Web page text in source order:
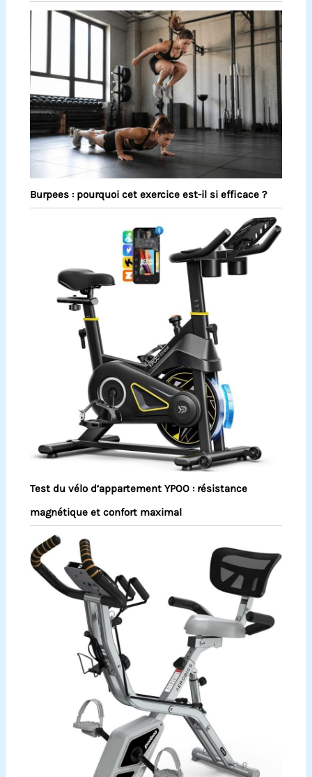
Burpees : pourquoi cet exercice est-il si efficace ?
Test du vélo d’appartement YPOO : résistance
magnétique et confort maximal